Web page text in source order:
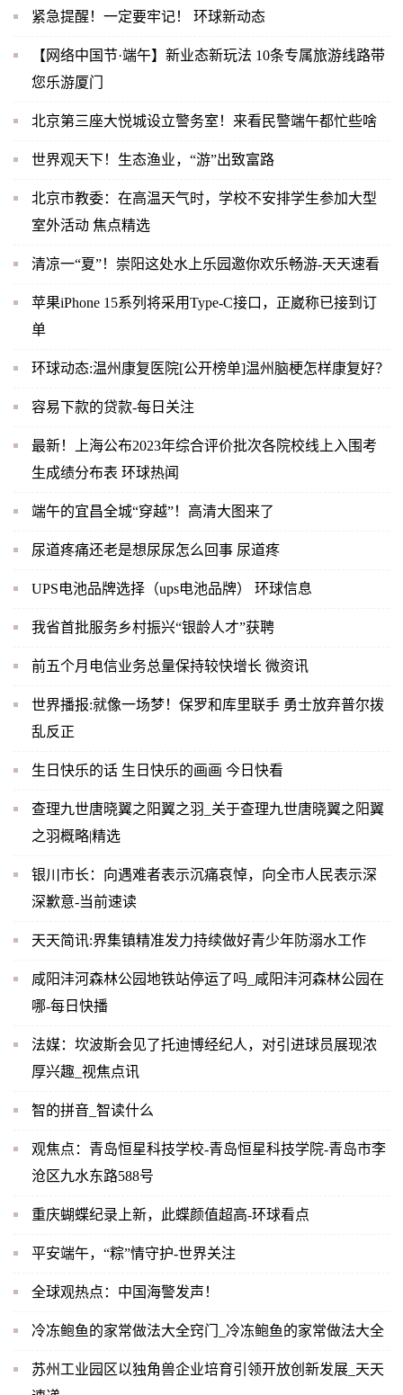
紧急提醒！一定要牢记！ 环球新动态
【网络中国节·端午】新业态新玩法 10条专属旅游线路带
您乐游厦门
北京第三座大悦城设立警务室！来看民警端午都忙些啥
世界观天下！生态渔业，“游”出致富路
北京市教委：在高温天气时，学校不安排学生参加大型
室外活动 焦点精选
清凉一“夏”！崇阳这处水上乐园邀你欢乐畅游-天天速看
苹果iPhone 15系列将采用Type-C接口，正崴称已接到订
单
环球动态:温州康复医院[公开榜单]温州脑梗怎样康复好？
容易下款的贷款-每日关注
最新！上海公布2023年综合评价批次各院校线上入围考
生成绩分布表 环球热闻
端午的宜昌全城“穿越”！高清大图来了
尿道疼痛还老是想尿尿怎么回事 尿道疼
UPS电池品牌选择（ups电池品牌） 环球信息
我省首批服务乡村振兴“银龄人才”获聘
前五个月电信业务总量保持较快增长 微资讯
世界播报:就像一场梦！保罗和库里联手 勇士放弃普尔拨
乱反正
生日快乐的话 生日快乐的画画 今日快看
查理九世唐晓翼之阳翼之羽_关于查理九世唐晓翼之阳翼
之羽概略|精选
银川市长：向遇难者表示沉痛哀悼，向全市人民表示深
深歉意-当前速读
天天简讯:界集镇精准发力持续做好青少年防溺水工作
咸阳沣河森林公园地铁站停运了吗_咸阳沣河森林公园在
哪-每日快播
法媒：坎波斯会见了托迪博经纪人，对引进球员展现浓
厚兴趣_视焦点讯
智的拼音_智读什么
观焦点：青岛恒星科技学校-青岛恒星科技学院-青岛市李
沧区九水东路588号
重庆蝴蝶纪录上新，此蝶颜值超高-环球看点
平安端午，“粽”情守护-世界关注
全球观热点：中国海警发声！
冷冻鲍鱼的家常做法大全窍门_冷冻鲍鱼的家常做法大全
苏州工业园区以独角兽企业培育引领开放创新发展_天天